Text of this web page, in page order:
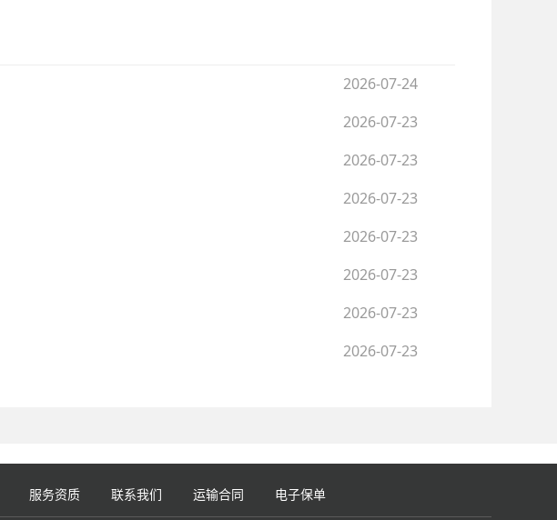
2026-07-24
2026-07-23
2026-07-23
2026-07-23
2026-07-23
2026-07-23
2026-07-23
2026-07-23
服务资质 联系我们 运输合同 电子保单